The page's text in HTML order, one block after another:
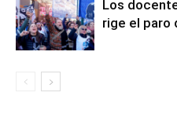
Los
rige el paro